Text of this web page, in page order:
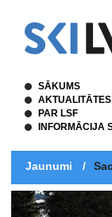
SĀKUMS
AKTUALITĀTES
PAR LSF
INFORMĀCIJA
Jaunumi /